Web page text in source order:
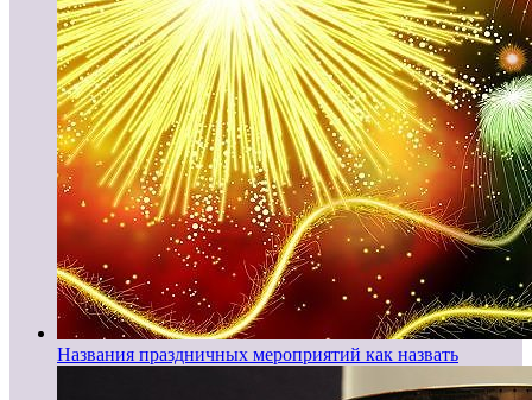
Названия праздничных мероприятий как назвать